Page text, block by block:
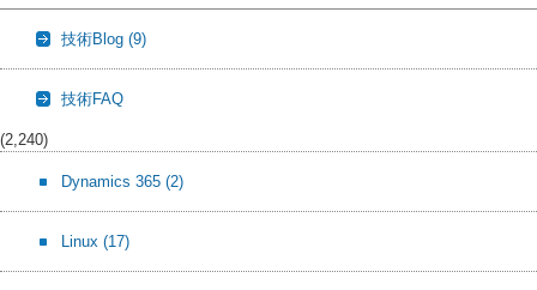
技術Blog (9)
技術FAQ
(2,240)
Dynamics 365 (2)
Linux (17)